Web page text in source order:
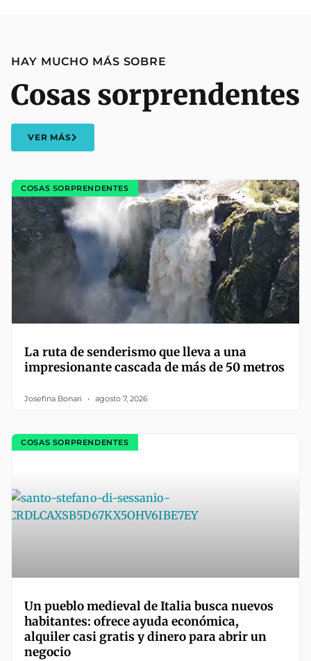
HAY MUCHO MÁS SOBRE
Cosas sorprendentes
VER MÁS
COSAS SORPRENDENTES
La ruta de senderismo que lleva a una
impresionante cascada de más de 50 metros
Josefina Bonari agosto 7, 2026
COSAS SORPRENDENTES
Un pueblo medieval de Italia busca nuevos
habitantes: ofrece ayuda económica,
alquiler casi gratis y dinero para abrir un
negocio